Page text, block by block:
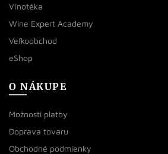
Vínotéka
Wine Expert Academy
Veľkoobchod
eShop
O NÁKUPE
Možnosti platby
Doprava tovaru
Obchodné podmienky